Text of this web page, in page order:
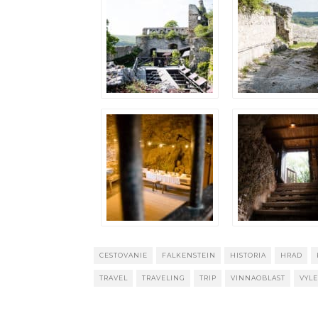
CESTOVANIE FALKENSTEIN HISTORIA HRAD
TRAVEL TRAVELING TRIP VINNAOBLAST